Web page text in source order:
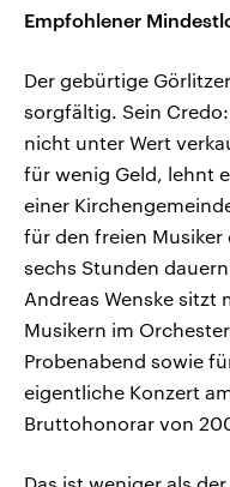
Empfohlener
Der gebürtige
sorgfältig. Sein
nicht unter Wert
für wenig Geld, lehnt
einer
für den freien Musiker
sechs Stunden
Andreas Wenske sitzt
Musikern im
Probenabend sowie
eigentliche Konzert
Bruttohonorar von